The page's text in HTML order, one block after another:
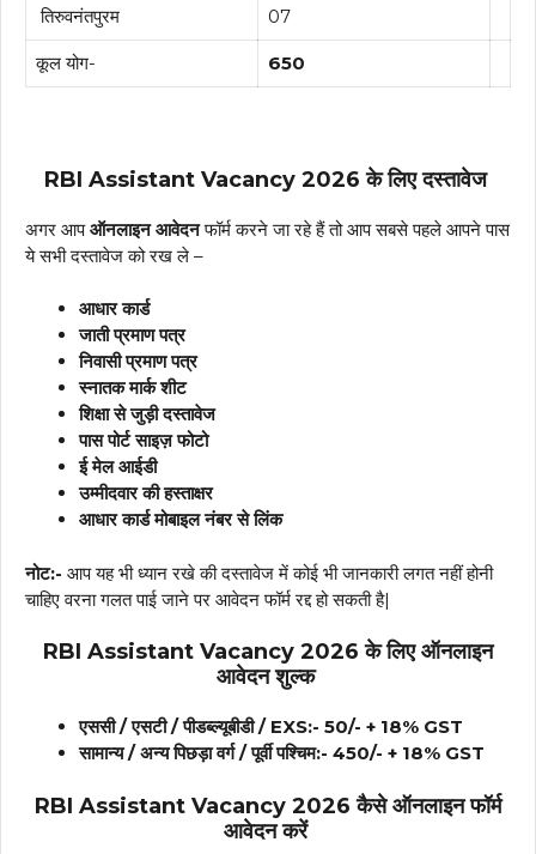
तिरुवनंतपुरम 07
कूल योग- 650
RBI Assistant Vacancy 2026 के लिए दस्तावेज
अगर आपऑनलाइन आवेदनफॉर्म करने जा रहे हैं तो आप सबसे पहले आपने पास
ये सभी दस्तावेज को रख ले –
आधार कार्ड
जाती प्रमाण पत्र
निवासी प्रमाण पत्र
स्नातक मार्क शीट
शिक्षा से जुड़ी दस्तावेज
पास पोर्ट साइज़ फोटो
ई मेल आईडी
उम्मीदवार की हस्ताक्षर
आधार कार्ड मोबाइल नंबर से लिंक
नोट:- आप यह भी ध्यान रखे की दस्तावेज में कोई भी जानकारी लगत नहीं होनी
चाहिए वरना गलत पाई जाने पर आवेदन फॉर्म रद्द हो सकती है|
RBI Assistant Vacancy 2026के लिए ऑनलाइन
आवेदन शुल्क
एससी / एसटी / पीडब्ल्यूबीडी / EXS:- ₹50/- + 18% GST
सामान्य / अन्य पिछड़ा वर्ग / पूर्वी पश्चिम:- ₹450/- + 18% GST
RBI Assistant Vacancy 2026कैसे ऑनलाइन फॉर्म
आवेदन करें